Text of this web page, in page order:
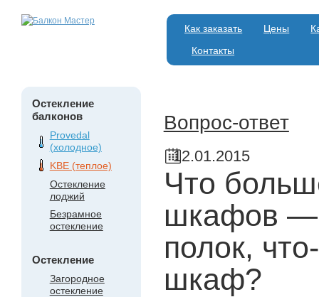
Как заказать Цены
Контакты
Остекление
балконов
Provedal
(холодное)
KBE (теплое)
Остекление
лоджий
Безрамное
остекление
Остекление
Загородное
остекление
Вопрос-ответ
12.01.2015
Что
шкафов —
полок,
шкаф?